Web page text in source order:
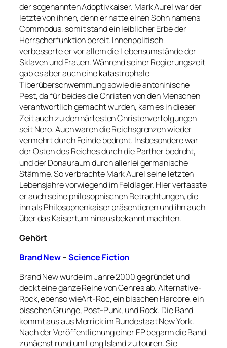
der sogenannten Adoptivkaiser. Mark Aurel war der
letzte von ihnen, denn er hatte einen Sohn namens
Commodus, somit stand ein leiblicher Erbe der
Herrscherfunktion bereit. Innenpolitisch
verbesserte er vor allem die Lebensumstände der
Sklaven und Frauen. Während seiner Regierungszeit
gab es aber auch eine katastrophale
Tiberüberschwemmung sowie die antoninische
Pest, da für beides die Christen von den Menschen
verantwortlich gemacht wurden, kam es in dieser
Zeit auch zu den härtesten Christenverfolgungen
seit Nero. Auch waren die Reichsgrenzen wieder
vermehrt durch Feinde bedroht. Insbesondere war
der Osten des Reiches durch die Parther bedroht,
und der Donauraum durch allerlei germanische
Stämme. So verbrachte Mark Aurel seine letzten
Lebensjahre vorwiegend im Feldlager. Hier verfasste
er auch seine philosophischen Betrachtungen, die
ihn als Philosophenkaiser präsentieren und ihn auch
über das Kaisertum hinaus bekannt machten.
Gehört
Brand New–Science Fiction
Brand New wurde im Jahre 2000 gegründet und
deckt eine ganze Reihe von Genres ab. Alternative-
Rock, ebenso wieArt-Roc, ein bisschen Harcore, ein
bisschen Grunge, Post-Punk, und Rock. Die Band
kommt aus aus Merrick im Bundestaat New York.
Nach der Veröffentlichung einer EP begann die Band
zunächst rund um Long Island zu touren. Sie